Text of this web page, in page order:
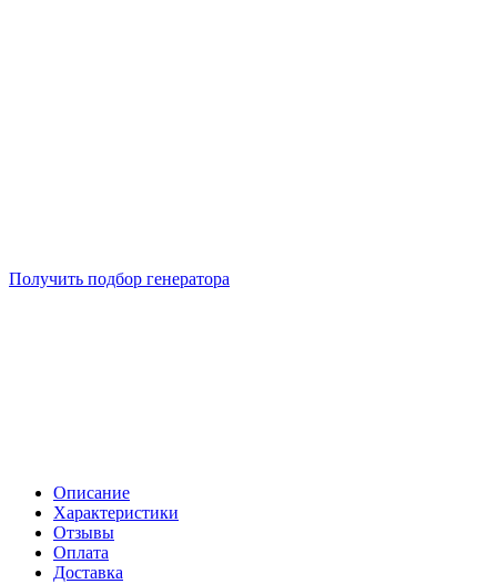
Получить подбор генератора
Описание
Характеристики
Отзывы
Оплата
Доставка